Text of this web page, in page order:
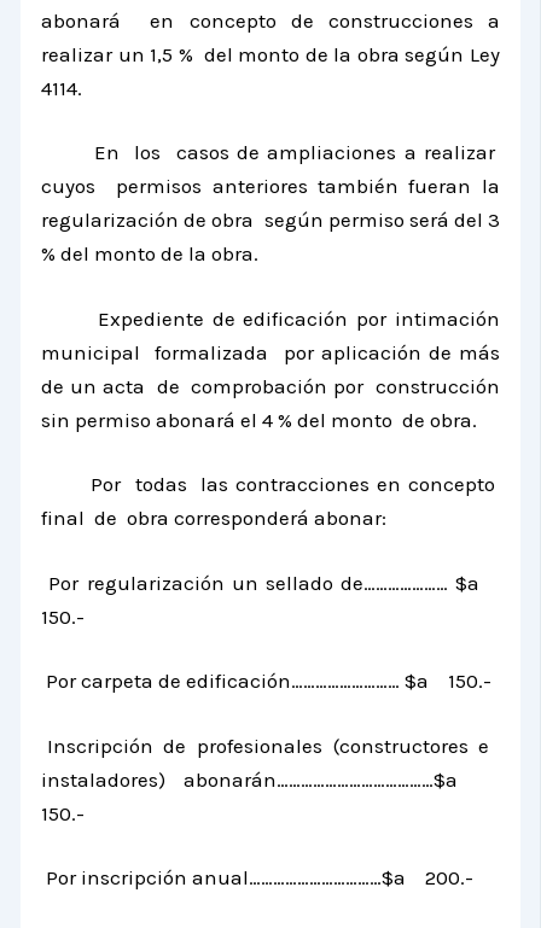
abonará en concepto de construcciones a
realizar un 1,5 % del monto de la obra según Ley
4114.
En los casos de ampliaciones a realizar
cuyos permisos anteriores también fueran la
regularización de obra según permiso será del 3
% del monto de la obra.
Expediente de edificación por intimación
municipal formalizada por aplicación de más
de un acta de comprobación por construcción
sin permiso abonará el 4 % del monto de obra.
Por todas las contracciones en concepto
final de obra corresponderá abonar:
Por regularización un sellado de………………… $a
150.-
Por carpeta de edificación……………………… $a 150.-
Inscripción de profesionales (constructores e
instaladores) abonarán…………………………………$a
150.-
Por inscripción anual……………………………$a 200.-